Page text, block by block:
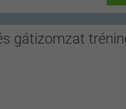
gátizomzat